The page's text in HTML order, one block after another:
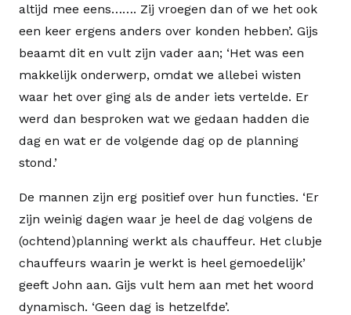
altijd mee eens……. Zij vroegen dan of we het ook
een keer ergens anders over konden hebben’. Gijs
beaamt dit en vult zijn vader aan; ‘Het was een
makkelijk onderwerp, omdat we allebei wisten
waar het over ging als de ander iets vertelde. Er
werd dan besproken wat we gedaan hadden die
dag en wat er de volgende dag op de planning
stond.’
De mannen zijn erg positief over hun functies. ‘Er
zijn weinig dagen waar je heel de dag volgens de
(ochtend)planning werkt als chauffeur. Het clubje
chauffeurs waarin je werkt is heel gemoedelijk’
geeft John aan. Gijs vult hem aan met het woord
dynamisch. ‘Geen dag is hetzelfde’.